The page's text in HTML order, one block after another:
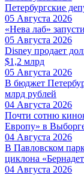
Петербургские
05 Августа 2026
«Нева лаб»
05 Августа 2026
Disney продает
$1,2 млрд
05 Августа 2026
В бюджет
млрд рублей
04 Августа 2026
Почти сотню
Европу» в
04 Августа 2026
В Павловском
циклона
04 Августа 2026